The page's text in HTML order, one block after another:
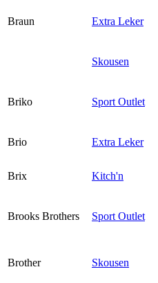
Braun Extra Leker
Skousen
Briko Sport Outlet
Brio Extra Leker
Brix
Kitch'n
Brooks Brothers Sport Outlet
Brother Skousen